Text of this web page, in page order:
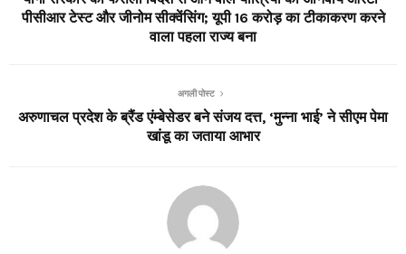
पीसीआर टेस्ट और जीनोम सीक्वेंसिंग; यूपी 16 करोड़ का टीकाकरण करने
वाला पहला राज्य बना
अगली पोस्ट
अरुणाचल प्रदेश के ब्रैंड एंम्बेसेडर बने संजय दत्त, ‘मुन्ना भाई’ ने सीएम पेमा
खांडू का जताया आभार